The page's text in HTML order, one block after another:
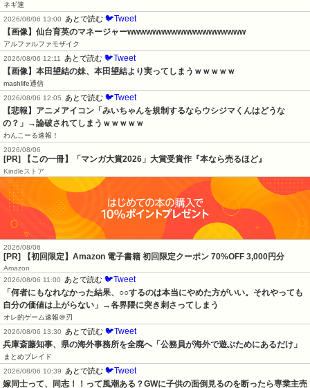
ネギ速
2026/08/06 13:00 あとで読む 🐦Tweet
【画像】仙台育英のマネージャーwwwwwwwwwwwwwwwwwww
アルファルファモザイク
2026/08/06 12:11 あとで読む 🐦Tweet
【画像】本田望結の妹、本田望結より実ってしまうｗｗｗｗｗ
mashlife通信
2026/08/06 12:05 あとで読む 🐦Tweet
【悲報】アニメアイコン「みいちゃんを規制するならウシジマくんはどうな
の？」→論破されてしまうｗｗｗｗｗ
わんこーる速報！
2026/08/06
[PR] 【この一冊】「マンガ大賞2026」大賞受賞作『本なら売るほど』
Kindleストア
2026/08/06
[PR] 【初回限定】Amazon 電子書籍 初回限定クーポン 70%OFF 3,000円分
Amazon
2026/08/06 11:00
あとで読む 🐦Tweet
「何者にもなれなかった結果、○○するのは本当にやめた方がいい。それやっても
自分の価値は上がらない」→各界隈に突き刺さってしまう
オレ的ゲーム速報＠刃
2026/08/06 13:30
あとで読む 🐦Tweet
兵庫斎藤知事、県の海外事務所を全廃へ「公務員が海外で遊ぶためにあるだけ」
まとめブレイド
2026/08/06 10:39
あとで読む 🐦Tweet
嫁同士って、同志！！って風潮ある？GWに子供の面倒見るのを断ったら専業主売